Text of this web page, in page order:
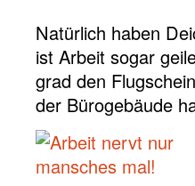
Natürlich haben
ist Arbeit sogar
grad den
der Bürogebäude